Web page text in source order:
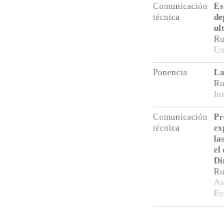
Comunicación
técnica
Ponencia
Comunicación
técnica
el